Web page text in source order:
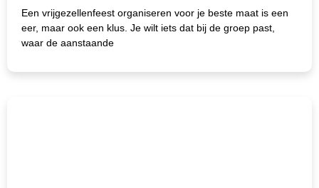
Een vrijgezellenfeest organiseren voor je beste maat is een
eer, maar ook een klus. Je wilt iets dat bij de groep past,
waar de aanstaande